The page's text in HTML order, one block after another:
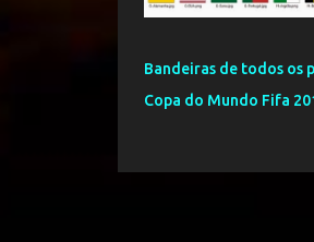
2015
Bandeiras de todos os
Copa do Mundo Fifa